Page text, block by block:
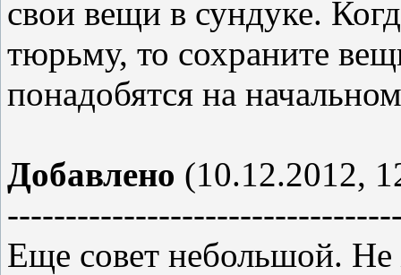
свои вещи в сундуке.
тюрьму, то сохраните
понадобятся на
Добавлено (10.12.2012,
Еще совет небольшой. Не